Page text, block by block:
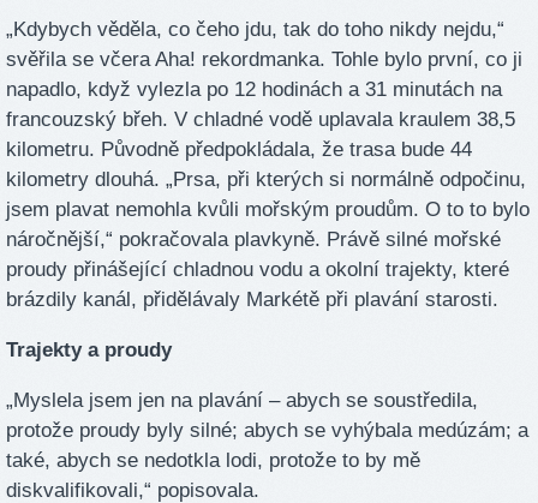
„Kdybych věděla, co čeho jdu, tak do toho nikdy nejdu,“
svěřila se včera Aha! rekordmanka. Tohle bylo první, co ji
napadlo, když vylezla po 12 hodinách a 31 minutách na
francouzský břeh. V chladné vodě uplavala kraulem 38,5
kilometru. Původně předpokládala, že trasa bude 44
kilometry dlouhá. „Prsa, při kterých si normálně odpočinu,
jsem plavat nemohla kvůli mořským proudům. O to to bylo
náročnější,“ pokračovala plavkyně. Právě silné mořské
proudy přinášející chladnou vodu a okolní trajekty, které
brázdily kanál, přidělávaly Markétě při plavání starosti.
Trajekty a proudy
„Myslela jsem jen na plavání – abych se soustředila,
protože proudy byly silné; abych se vyhýbala medúzám; a
také, abych se nedotkla lodi, protože to by mě
diskvalifikovali,“ popisovala.